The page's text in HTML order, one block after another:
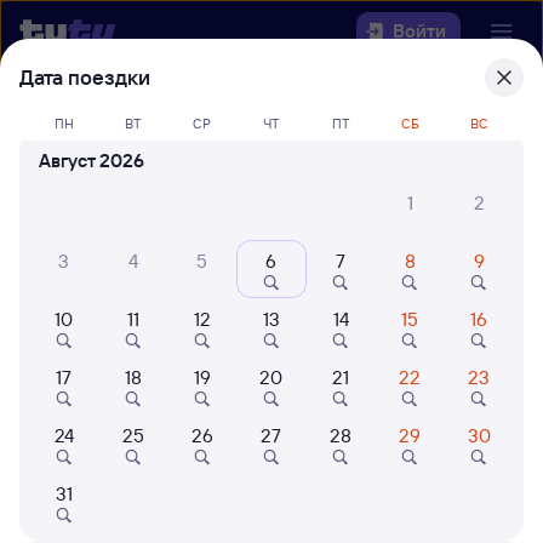
Войти
Выберите день, чтобы найтиж/д
билеты Половина —
Северобайкальск
Откуда
Куда
Когда
Кто едет
Дата поездки
ПН ВТ СР ЧТ ПТ СБ ВС
Август 2026
1
2
3 4 5 6 7 8 9
10 11 12 13 14 15 16
17 18 19 20 21 22 23
24 25 26 27 28 29 30
31